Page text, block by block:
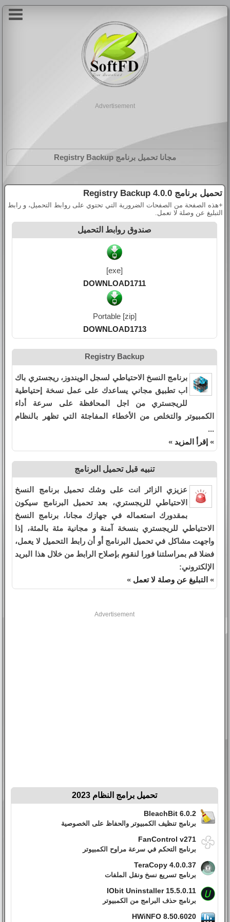
Advertisement
مجانا تحميل برنامج Registry Backup
تحميل برنامج Registry Backup 4.0.0
+هذه الصفحة من الصفحات الضرورية التي تحتوي على روابط التحميل، و رابط
التبليغ عن وصلة لا تعمل.
صندوق روابط التحميل
[exe]
DOWNLOAD1711
Portable [zip]
DOWNLOAD1713
Registry Backup
برنامج النسخ الاحتياطي لسجل الويندوز، ريجستري باك
اب تطبيق مجاني يساعدك على عمل نسخة إحتياطية
للريجستري من اجل المحافظة على سرعة أداء
الكمبيوتر والتخلص من الأخطاء المفاجئة التي تظهر بالنظام
...
» إقرأ المزيد »
تنبيه قبل تحميل البرنامج
عزيزي الزائر انت على وشك تحميل برنامج النسخ
الاحتياطي للريجستري، بعد تحميل البرنامج سيكون
بمقدورك استعماله في جهازك مجانا، برنامج النسخ
الاحتياطي للريجستري بنسخة آمنة و مجانية مئة بالمئة، إذا
واجهت مشاكل في تحميل البرنامج أو أن رابط التحميل لا يعمل،
فضلا قم بمراسلتنا فورا لنقوم بإصلاح الرابط من خلال هذا البريد
الإلكتروني:
» التبليغ عن وصلة لا تعمل »
Advertisement
تحميل برامج النظام 2023
BleachBit 6.0.2
برنامج تنظيف الكمبيوتر والحفاظ على الخصوصية
FanControl v271
برنامج التحكم في سرعة مراوح الكمبيوتر
TeraCopy 4.0.0.37
برنامج تسريع نسخ ونقل الملفات
IObit Uninstaller 15.5.0.11
برنامج حذف البرامج من الكمبيوتر
HWiNFO 8.50.6020